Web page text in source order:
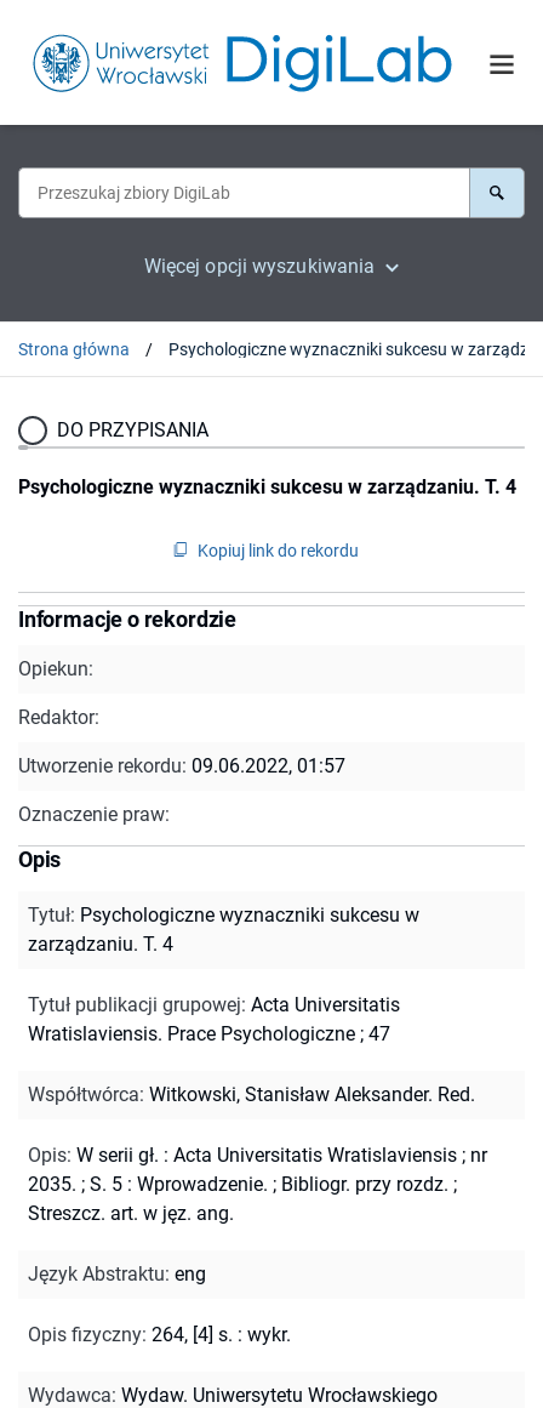
Więcej opcji wyszukiwania
Strona główna
DO PRZYPISANIA
Psychologiczne wyznaczniki sukcesu w zarządzaniu. T. 4
Kopiuj link do rekordu
Informacje o rekordzie
Opiekun:
Redaktor:
Utworzenie rekordu: 09.06.2022, 01:57
Oznaczenie praw:
Opis
Tytuł: Psychologiczne wyznaczniki sukcesu w
zarządzaniu. T. 4
Tytuł publikacji grupowej: Acta Universitatis
Wratislaviensis. Prace Psychologiczne ; 47
Współtwórca: Witkowski, Stanisław Aleksander. Red.
Opis: W serii gł. : Acta Universitatis Wratislaviensis ; nr
2035. ; S. 5 : Wprowadzenie. ; Bibliogr. przy rozdz. ;
Streszcz. art. w jęz. ang.
Język Abstraktu: eng
Opis fizyczny: 264, [4] s. : wykr.
Wydawca: Wydaw. Uniwersytetu Wrocławskiego